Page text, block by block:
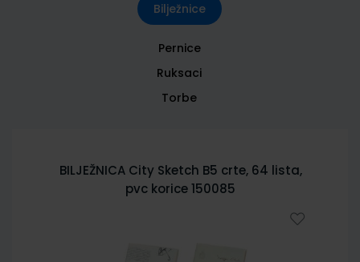
Bilježnice
Pernice
Ruksaci
Torbe
BILJEŽNICA City Sketch B5 crte, 64 lista,
pvc korice 150085